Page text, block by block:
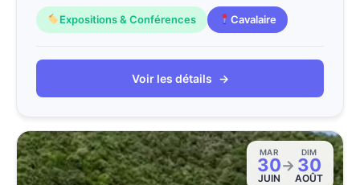
Expositions & Conférences Cavalaire
Voir les détails →
MAR
30
JUIN
→
DIM
30
AOÛT